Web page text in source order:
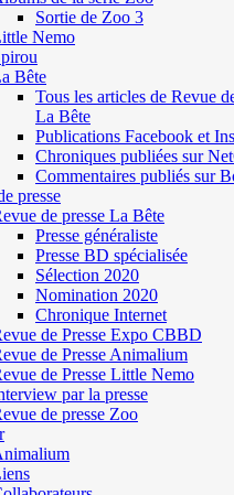
Sortie de Zoo 3
Nemo
Bête
Tous les articles de Revue
La Bête
Publications Facebook et
Chroniques publiées sur
Commentaires publiés sur
presse
de presse La Bête
Presse généraliste
Presse BD spécialisée
Sélection 2020
Nomination 2020
Chronique Internet
de Presse Expo CBBD
de Presse Animalium
de Presse Little Nemo
par la presse
de presse Zoo